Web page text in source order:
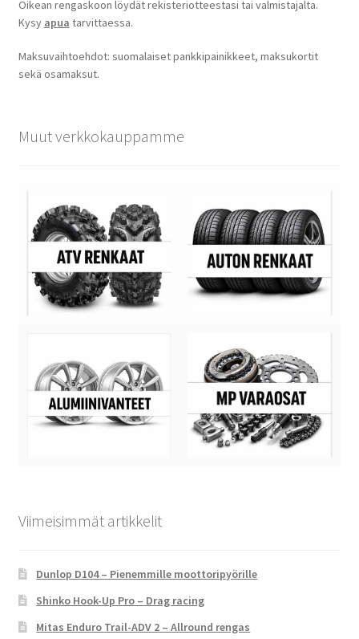
Oikean rengaskoon löydät rekisteriotteestasi tai valmistajalta.
Kysy apua tarvittaessa.
Maksuvaihtoehdot: suomalaiset pankkipainikkeet, maksukortit
sekä osamaksut.
Muut verkkokauppamme
Viimeisimmät artikkelit
Dunlop D104 – Pienemmille moottoripyörille
Shinko Hook-Up Pro – Drag racing
Mitas Enduro Trail-ADV 2 – Allround rengas